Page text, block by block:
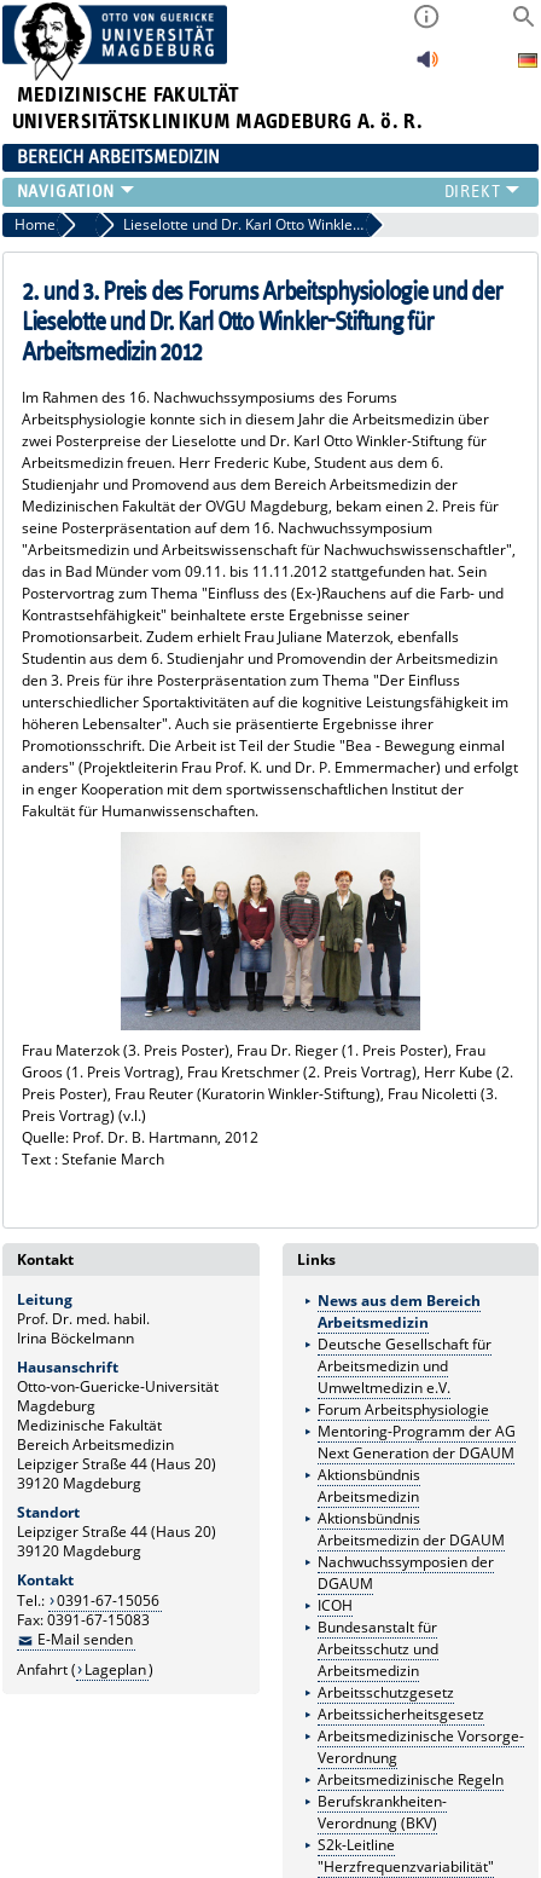
MEDIZINISCHE FAKULTÄT
UNIVERSITÄTSKLINIKUM MAGDEBURG A. ö. R.
BEREICH ARBEITSMEDIZIN
INSTITUT
TEAM
ARBEITSGRUPPEN
GERÄTEAUSSTATTUNG
LEHRE
PUBLIKATIONEN
AKTUELLES
Home News aus der Arbeitsmedizin Lieselotte und Dr. Karl Otto Winkler-Stiftung 2012
2. und 3. Preis des Forums Arbeitsphysiologie und der
Lieselotte und Dr. Karl Otto Winkler-Stiftung für
Arbeitsmedizin 2012
Im Rahmen des 16. Nachwuchssymposiums des Forums
Arbeitsphysiologie konnte sich in diesem Jahr die Arbeitsmedizin über
zwei Posterpreise der Lieselotte und Dr. Karl Otto Winkler-Stiftung für
Arbeitsmedizin freuen. Herr Frederic Kube, Student aus dem 6.
Studienjahr und Promovend aus dem Bereich Arbeitsmedizin der
Medizinischen Fakultät der OVGU Magdeburg, bekam einen 2. Preis für
seine Posterpräsentation auf dem 16. Nachwuchssymposium
"Arbeitsmedizin und Arbeitswissenschaft für Nachwuchswissenschaftler",
das in Bad Münder vom 09.11. bis 11.11.2012 stattgefunden hat. Sein
Postervortrag zum Thema "Einfluss des (Ex-)Rauchens auf die Farb- und
Kontrastsehfähigkeit" beinhaltete erste Ergebnisse seiner
Promotionsarbeit. Zudem erhielt Frau Juliane Materzok, ebenfalls
Studentin aus dem 6. Studienjahr und Promovendin der Arbeitsmedizin
den 3. Preis für ihre Posterpräsentation zum Thema "Der Einfluss
unterschiedlicher Sportaktivitäten auf die kognitive Leistungsfähigkeit im
höheren Lebensalter". Auch sie präsentierte Ergebnisse ihrer
Promotionsschrift. Die Arbeit ist Teil der Studie "Bea - Bewegung einmal
anders" (Projektleiterin Frau Prof. K. und Dr. P. Emmermacher) und erfolgt
in enger Kooperation mit dem sportwissenschaftlichen Institut der
Fakultät für Humanwissenschaften.
Frau Materzok (3. Preis Poster), Frau Dr. Rieger (1. Preis Poster), Frau
Groos (1. Preis Vortrag), Frau Kretschmer (2. Preis Vortrag), Herr Kube (2.
Preis Poster), Frau Reuter (Kuratorin Winkler-Stiftung), Frau Nicoletti (3.
Preis Vortrag) (v.l.)
Quelle: Prof. Dr. B. Hartmann, 2012
Text : Stefanie March
Kontakt
Leitung
Prof. Dr. med. habil.
Irina Böckelmann
Hausanschrift
Otto-von-Guericke-Universität
Magdeburg
Medizinische Fakultät
Bereich Arbeitsmedizin
Leipziger Straße 44 (Haus 20)
39120 Magdeburg
Standort
Leipziger Straße 44 (Haus 20)
39120 Magdeburg
Kontakt
Tel.: 0391-67-15056
Fax: 0391-67-15083
E-Mail senden
Anfahrt ( Lageplan)
Links
News aus dem Bereich
Arbeitsmedizin
Deutsche Gesellschaft für
Arbeitsmedizin und
Umweltmedizin e.V.
Forum Arbeitsphysiologie
Mentoring-Programm der AG
Next Generation der DGAUM
Aktionsbündnis
Arbeitsmedizin
Aktionsbündnis
Arbeitsmedizin der DGAUM
Nachwuchssymposien der
DGAUM
ICOH
Bundesanstalt für
Arbeitsschutz und
Arbeitsmedizin
Arbeitsschutzgesetz
Arbeitssicherheitsgesetz
Arbeitsmedizinische Vorsorge-
Verordnung
Arbeitsmedizinische Regeln
Berufskrankheiten-
Verordnung (BKV)
S2k-Leitline
"Herzfrequenzvariabilität"